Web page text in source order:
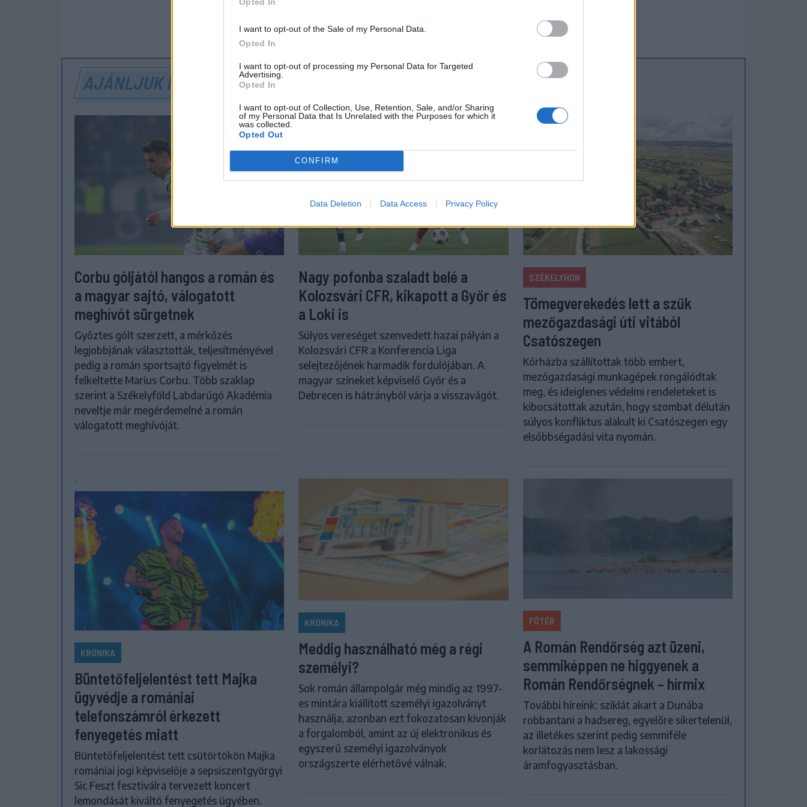
I want to opt-out of the Sale of my Personal Data.
Opted In
I want to opt-out of processing my Personal Data for Targeted
Advertising.
Opted In
I want to opt-out of Collection, Use, Retention, Sale, and/or Sharing
of my Personal Data that Is Unrelated with the Purposes for which it
was collected.
Opted Out
CONFIRM
Data Deletion Data Access Privacy Policy
SZÓLJON HOZZÁ!
AJÁNLJUK MÉG
Corbu góljától hangos a román és
a magyar sajtó, válogatott
meghívót sürgetnek
Győztes gólt szerzett, a mérkőzés
legjobbjának választották, teljesítményével
pedig a román sportsajtó figyelmét is
felkeltette Marius Corbu. Több szaklap
szerint a Székelyföld Labdarúgó Akadémia
neveltje már megérdemelné a román
válogatott meghívóját.
Nagy pofonba szaladt belé a
Kolozsvári CFR, kikapott a Győr és
a Loki is
Súlyos vereséget szenvedett hazai pályán a
Kolozsvári CFR a Konferencia Liga
selejtezőjének harmadik fordulójában. A
magyar színeket képviselő Győr és a
Debrecen is hátrányból várja a visszavágót.
SZÉKELYHON
Tömegverekedés lett a szűk
mezőgazdasági úti vitából
Csatószegen
Kórházba szállítottak több embert,
mezőgazdasági munkagépek rongálódtak
meg, és ideiglenes védelmi rendeleteket is
kibocsátottak azután, hogy szombat délután
súlyos konfliktus alakult ki Csatószegen egy
elsőbbségadási vita nyomán.
`
KRÓNIKA
Büntetőfeljelentést tett Majka
ügyvédje a romániai
telefonszámról érkezett
fenyegetés miatt
Büntetőfeljelentést tett csütörtökön Majka
romániai jogi képviselője a sepsiszentgyörgyi
Sic Feszt fesztiválra tervezett koncert
lemondását kiváltó fenyegetés ügyében.
KRÓNIKA
Meddig használható még a régi
személyi?
Sok román állampolgár még mindig az 1997-
es mintára kiállított személyi igazolványt
használja, azonban ezt fokozatosan kivonják
a forgalomból, amint az új elektronikus és
egyszerű személyi igazolványok
országszerte elérhetővé válnak.
FŐTÉR
A Román Rendőrség azt üzeni,
semmiképpen ne higgyenek a
Román Rendőrségnek – hírmix
További híreink: sziklát akart a Dunába
robbantani a hadsereg, egyelőre sikertelenül,
az illetékes szerint pedig semmiféle
korlátozás nem lesz a lakossági
áramfogyasztásban.